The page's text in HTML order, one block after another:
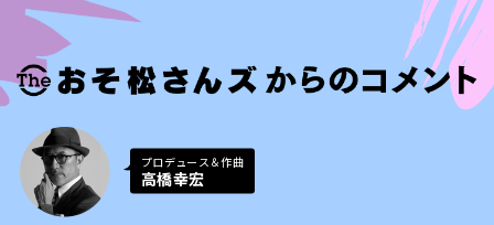
プロデュース＆作曲
高橋幸宏